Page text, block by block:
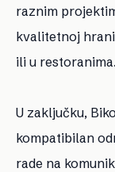
raznim
kvalitetnoj
ili u restoranima.
U zaključku,
kompatibilan
rade na